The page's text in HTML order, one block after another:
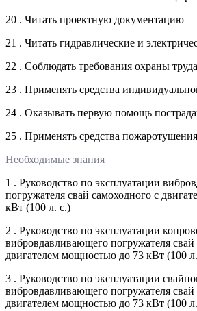
20 . Читать проектную документацию
21 . Читать гидравлические и
22 . Соблюдать требования охраны труда
23 . Применять средства
24 . Оказывать первую помощь
25 . Применять средства пожаротушения
Необходимые знания
1 . Руководство по эксплуатации
погружателя свай самоходного с
кВт (100 л. с.)
2 . Руководство по эксплуатации
вибровдавливающего погружателя свай
двигателем мощностью до 73 кВт (100
3 . Руководство по эксплуатации
вибровдавливающего погружателя свай
двигателем мощностью до 73 кВт (100